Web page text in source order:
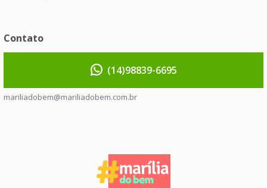
Contato
(14)98839-6695
mariliadobem@mariliadobem.com.br